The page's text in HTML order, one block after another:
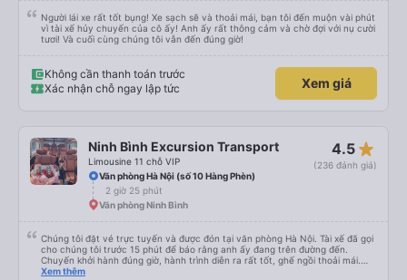
Người lái xe rất tốt bụng! Xe sạch sẽ và thoải mái, bạn tôi đến muộn vài phút
vì tài xế hủy chuyến của cô ấy! Anh ấy rất thông cảm và chờ đợi với nụ cười
tươi! Và cuối cùng chúng tôi vẫn đến đúng giờ!
Không cần thanh toán trước
Xác nhận chỗ ngay lập tức
Xem giá
Ninh Bình Excursion Transport
Limousine 11 chỗ VIP
4.5 star_rate
(236 đánh giá)
Văn phòng Hà Nội (số 10 Hàng Phèn)
2 giờ 25 phút
Văn phòng Ninh Bình
Chúng tôi đặt vé trực tuyến và được đón tại văn phòng Hà Nội. Tài xế đã gọi
cho chúng tôi trước 15 phút để báo rằng anh ấy đang trên đường đến.
Chuyến khởi hành đúng giờ, hành trình diễn ra rất tốt, ghế ngồi thoải mái.
Chúng tôi đã chọn trả khách ở Tam Cốc khi đặt xe trực tuyến, tài xế đã trả
Xem thêm